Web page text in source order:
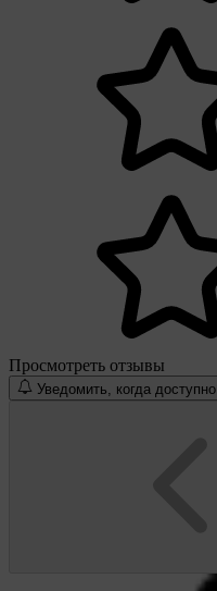
Просмотреть отзывы
Уведомить, когда доступно